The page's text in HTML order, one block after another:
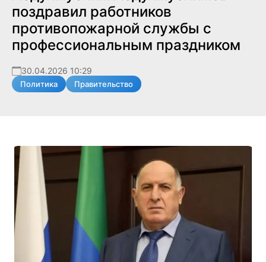
поздравил работников
противопожарной службы с
профессиональным праздником
30.04.2026 10:29
Политика Правительство